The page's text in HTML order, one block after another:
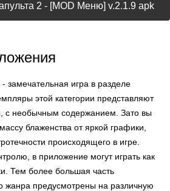
2 - [MOD Меню] v.2.1.9 apk
- замечательная игра в разделе
этой категории представляют
с необычным содержанием. Зато вы
блаженства от яркой графики,
происходящего в игре.
в приложение могут играть как
Тем более большая часть
жанра предусмотрены на различную